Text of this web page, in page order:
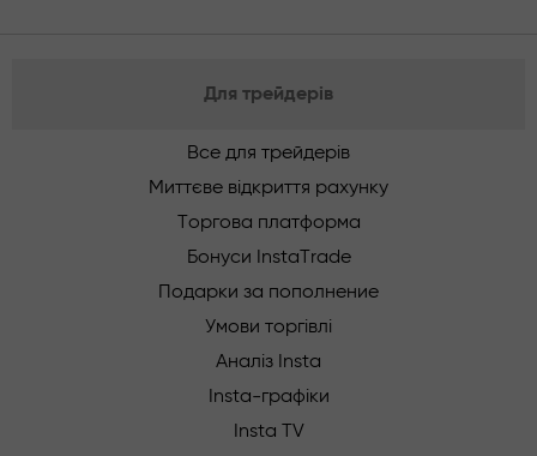
Для трейдерів
Все для трейдерів
Миттєве відкриття рахунку
Торгова платформа
Бонуси InstaTrade
Подарки за пополнение
Умови торгівлі
Аналіз Insta
Insta-графіки
Insta TV